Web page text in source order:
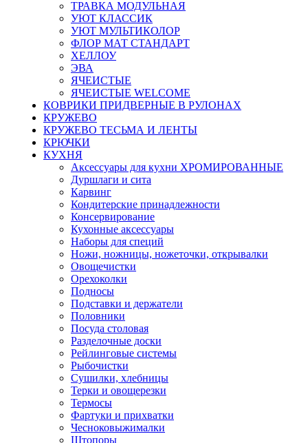
ТРАВКА МОДУЛЬНАЯ
УЮТ КЛАССИК
УЮТ МУЛЬТИКОЛОР
ФЛОР МАТ СТАНДАРТ
ХЕЛЛОУ
ЭВА
ЯЧЕИСТЫЕ
ЯЧЕИСТЫЕ WELCOME
КОВРИКИ ПРИДВЕРНЫЕ В РУЛОНАХ
КРУЖЕВО
КРУЖЕВО ТЕСЬМА И ЛЕНТЫ
КРЮЧКИ
КУХНЯ
Аксессуары для кухни ХРОМИРОВАННЫЕ
Дуршлаги и сита
Карвинг
Кондитерские принадлежности
Консервирование
Кухонные аксессуары
Наборы для специй
Ножи, ножницы, ножеточки, открывалки
Овощечистки
Орехоколки
Подносы
Подставки и держатели
Половники
Посуда столовая
Разделочные доски
Рейлинговые системы
Рыбочистки
Сушилки, хлебницы
Терки и овощерезки
Термосы
Фартуки и прихватки
Чесноковыжималки
Штопоры